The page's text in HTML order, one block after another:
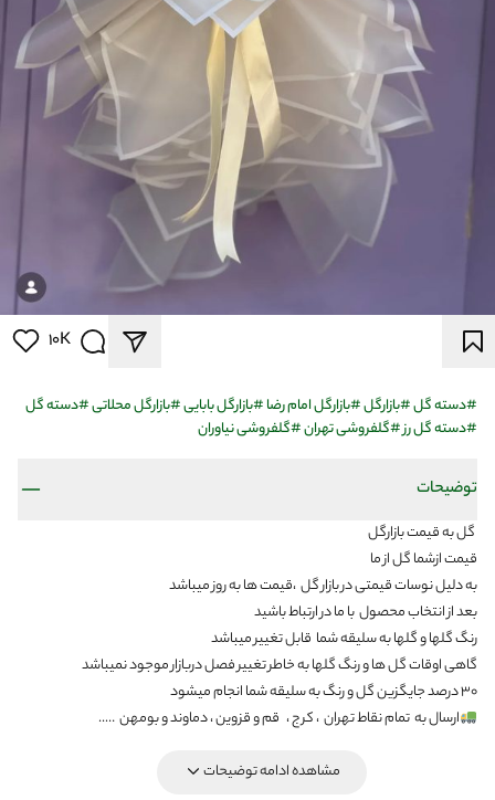
10K
#دسته گل#بازارگل#بازارگل امام رضا#بازارگل بابایی#بازارگل محلاتی#دسته گل
#دسته گل رز#گلفروشی تهران#گلفروشی نیاوران
توضیحات
گل به قیمت بازارگل
قیمت ازشما گل از ما
به دلیل نوسات قیمتی در بازار گل ،قیمت ها به روز میباشد
بعد از انتخاب محصول با ما در ارتباط باشید
رنگ گلها و گلها به سلیقه شما قابل تغییر میباشد
گاهی اوقات گل ها و رنگ گلها به خاطر تغییر فصل دربازار موجود نمیباشد
۳۰ درصد جایگزین گل و رنگ به سلیقه شما انجام میشود
ارسال بهتمام نقاط تهران، کرج ، قم و قزوین ، دماوند و بومهن…..
مشاهده ادامه توضیحات